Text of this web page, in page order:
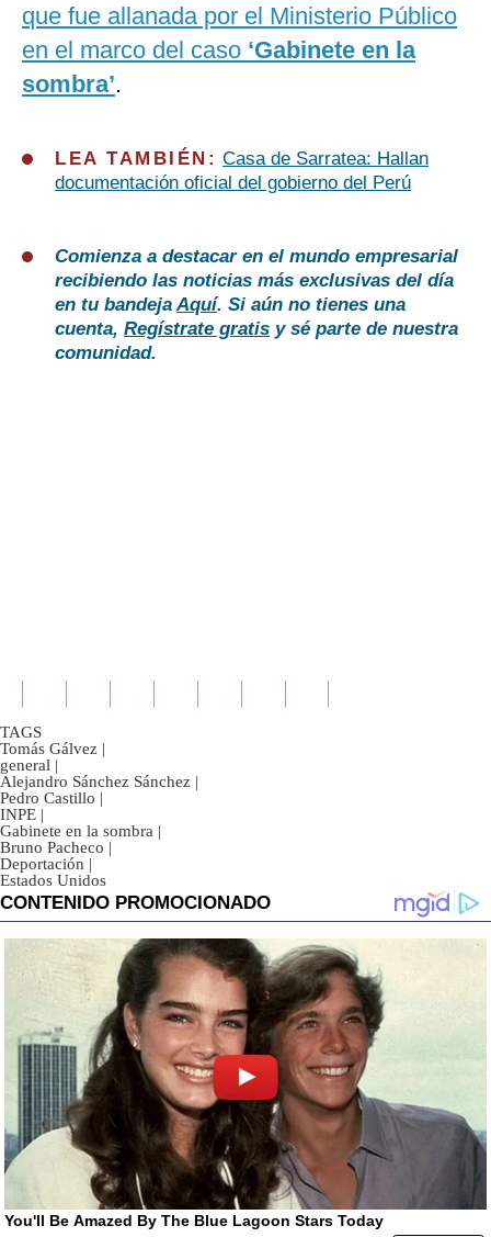
que fue allanada por el Ministerio Público
en el marco del caso ‘Gabinete en la
sombra’.
LEA TAMBIÉN: Casa de Sarratea: Hallan
documentación oficial del gobierno del Perú
Comienza a destacar en el mundo empresarial
recibiendo las noticias más exclusivas del día
en tu bandejaAquí. Si aún no tienes una
cuenta, Regístrate gratis y sé parte de nuestra
comunidad.
TAGS
Tomás Gálvez |
general |
Alejandro Sánchez Sánchez |
Pedro Castillo |
INPE |
Gabinete en la sombra |
Bruno Pacheco |
Deportación |
Estados Unidos